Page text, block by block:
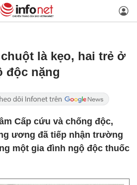
là kẹo, hai trẻ ở
độc nặng
Cấp cứu và chống độc,
ương đã tiếp nhận trường
một gia đình ngộ độc thuốc